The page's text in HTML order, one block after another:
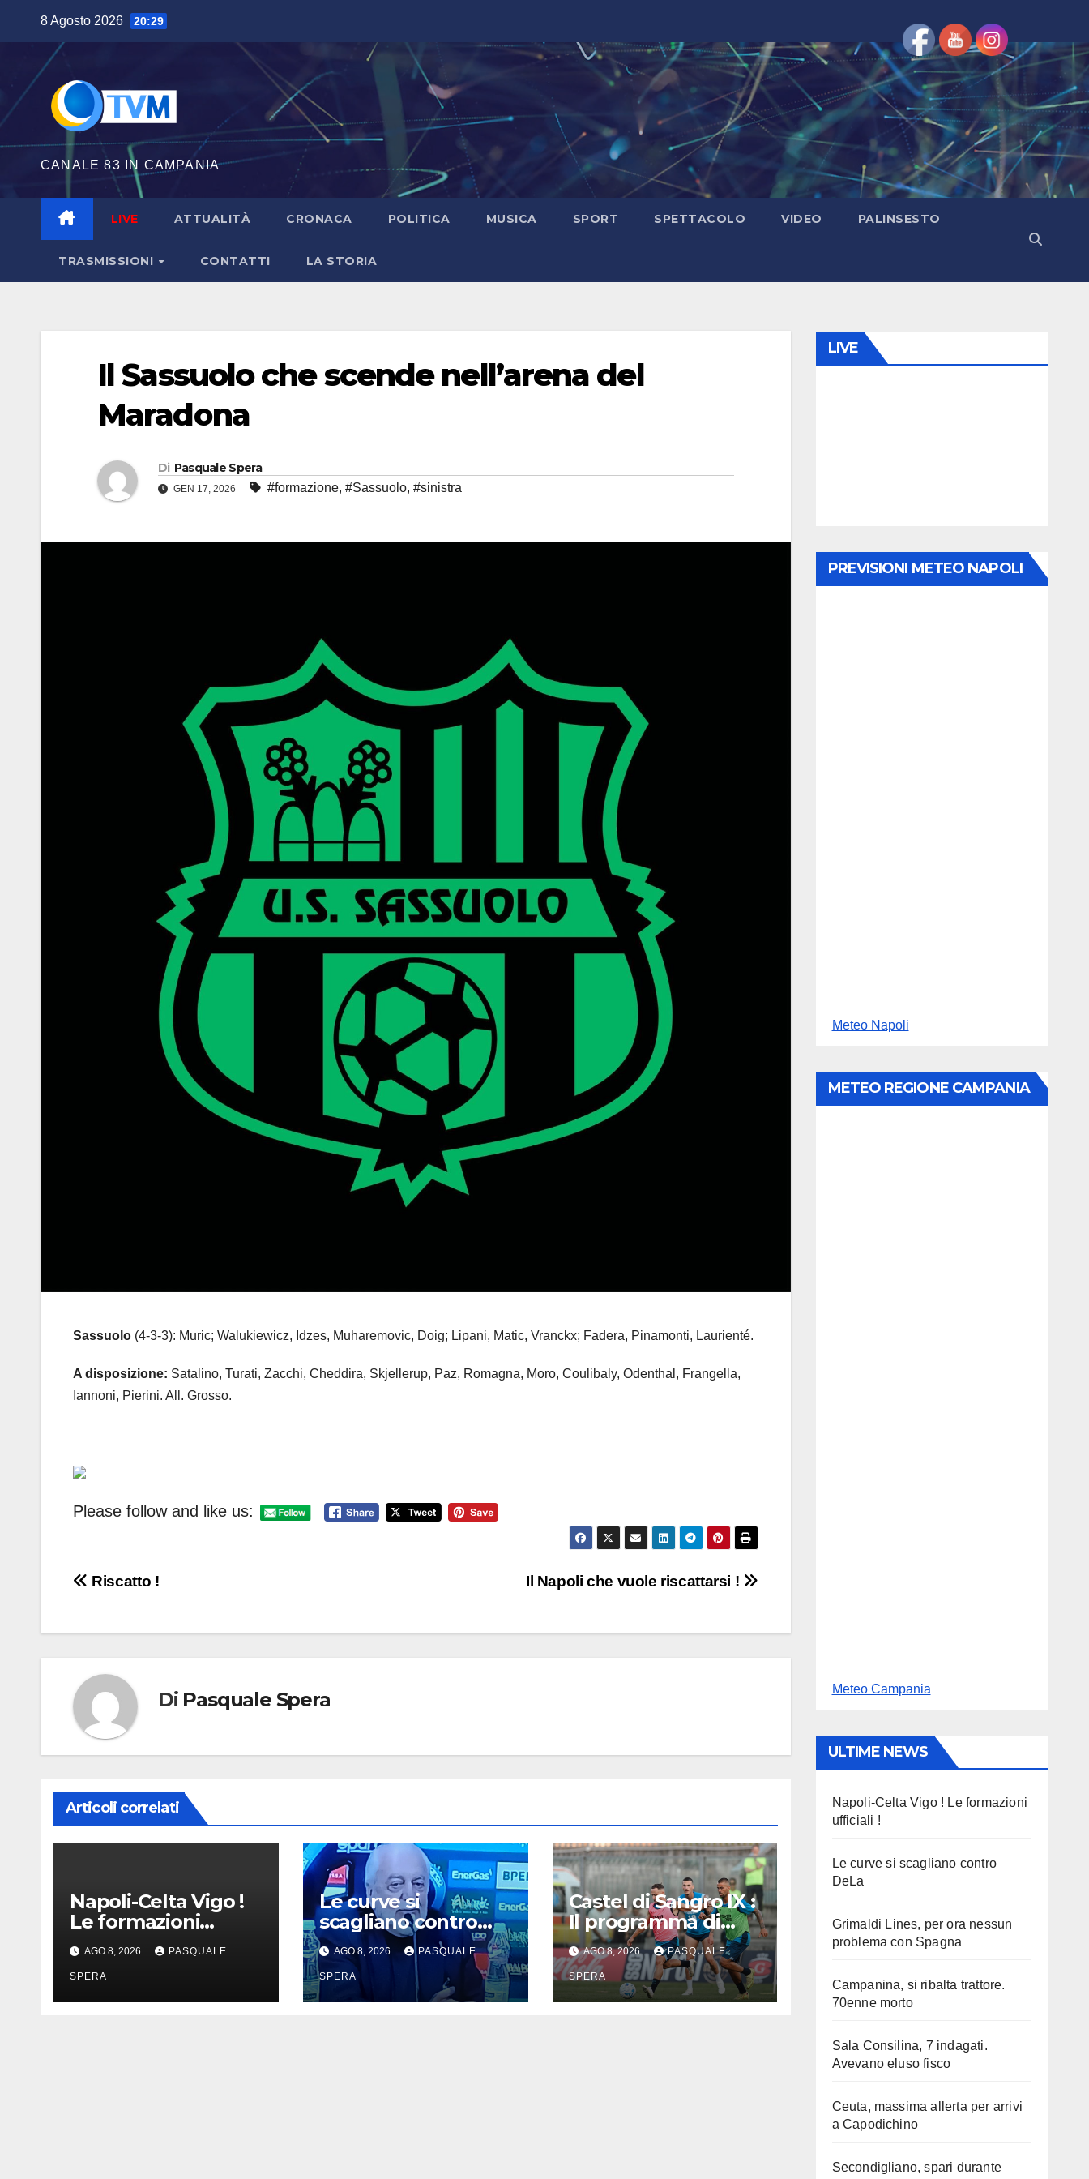
contenuto
8 Agosto 2026 20:29
CANALE 83 IN CAMPANIA
LIVE ATTUALITÀ CRONACA POLITICA MUSICA SPORT SPETTACOLO VIDEO PALINSESTO
TRASMISSIONI CONTATTI LA STORIA
Il Sassuolo che scende nell’arena del
Maradona
Di Pasquale Spera
GEN 17, 2026 #formazione, #Sassuolo, #sinistra
Sassuolo (4-3-3): Muric; Walukiewicz, Idzes, Muharemovic, Doig; Lipani, Matic, Vranckx; Fadera, Pinamonti, Laurienté.
A disposizione: Satalino, Turati, Zacchi, Cheddira, Skjellerup, Paz, Romagna, Moro, Coulibaly, Odenthal, Frangella,
Iannoni, Pierini. All. Grosso.
Please follow and like us:
Navigazione
Il Napoli che vuole riscattarsi !
Riscatto !
Di Pasquale Spera
Articoli correlati
Napoli-Celta Vigo !
Le formazioni
ufficiali !
AGO 8, 2026 PASQUALE
SPERA
Le curve si
scagliano contro
DeLa
AGO 8, 2026 PASQUALE
SPERA
Castel di Sangro IX :
Il programma di
oggi
AGO 8, 2026 PASQUALE
SPERA
LIVE
PREVISIONI METEO NAPOLI
Meteo Napoli
METEO REGIONE CAMPANIA
Meteo Campania
ULTIME NEWS
Napoli-Celta Vigo ! Le formazioni
ufficiali !
Le curve si scagliano contro
DeLa
Grimaldi Lines, per ora nessun
problema con Spagna
Campanina, si ribalta trattore.
70enne morto
Sala Consilina, 7 indagati.
Avevano eluso fisco
Ceuta, massima allerta per arrivi
a Capodichino
Secondigliano, spari durante